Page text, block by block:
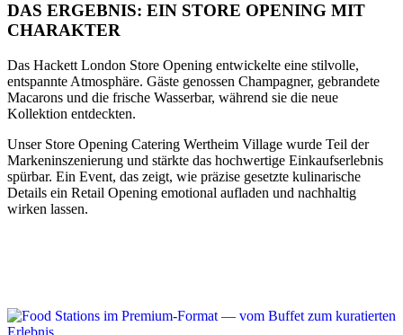
DAS ERGEBNIS: EIN STORE OPENING MIT
CHARAKTER
Das Hackett London Store Opening entwickelte eine stilvolle,
entspannte Atmosphäre. Gäste genossen Champagner, gebrandete
Macarons und die frische Wasserbar, während sie die neue
Kollektion entdeckten.
Unser Store Opening Catering Wertheim Village wurde Teil der
Markeninszenierung und stärkte das hochwertige Einkaufserlebnis
spürbar. Ein Event, das zeigt, wie präzise gesetzte kulinarische
Details ein Retail Opening emotional aufladen und nachhaltig
wirken lassen.